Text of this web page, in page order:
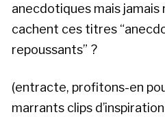
anecdotiques mais jamais
cachent ces titres
repoussants” ?
(entracte, profitons-en
marrants clips